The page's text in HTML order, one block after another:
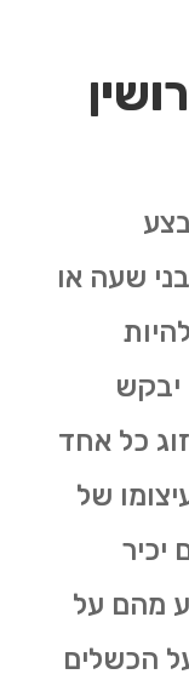
שעה או
יבקש
כל אחד
של
מהם על
הכשלים